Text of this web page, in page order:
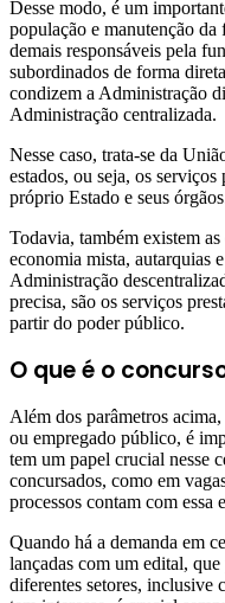
Desse modo, é um
população e manutenção
demais responsáveis pela
subordinados de forma
condizem a Administração
Administração centralizada.
Nesse caso, trata-se da
estados, ou seja, os
próprio Estado e seus
Todavia, também existem
economia mista, autarquias
Administração
precisa, são os serviços
partir do poder público.
O que é o
Além dos parâmetros
ou empregado público, é
tem um papel crucial nesse
concursados, como em
processos contam com essa
Quando há a demanda em
lançadas com um edital,
diferentes setores, inclusive